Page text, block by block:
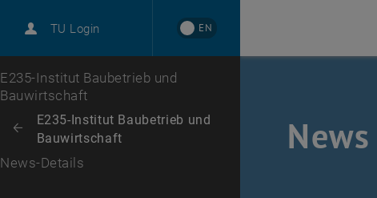
TU Login EN
Zur 1. Menü Ebene
E235-Institut Baubetrieb und
Bauwirtschaft
Zurück: Subseiten von E235-Institut Baubetrieb und Bauwirtschaft auflisten
Zurück zur letzten Ebene:
E235-Institut Baubetrieb und
Bauwirtschaft
News-Details
News